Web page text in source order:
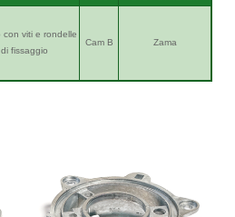
con
Fornito con viti e rondelle
di fissaggio